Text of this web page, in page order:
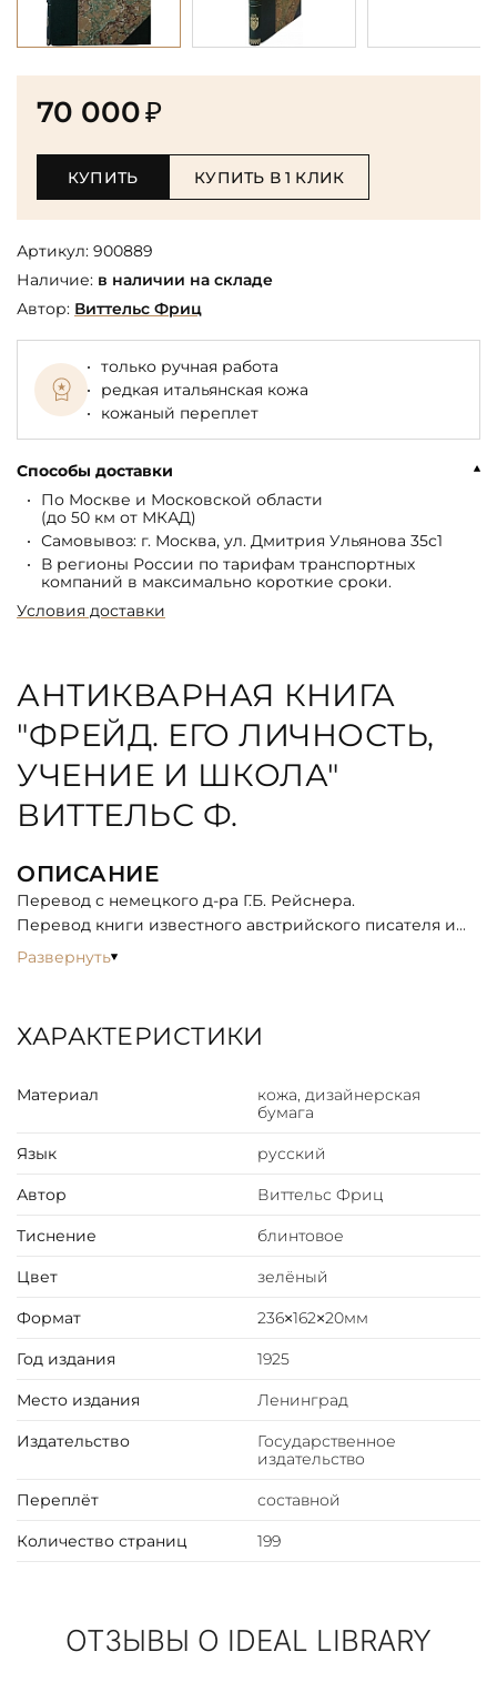
70 000₽
КУПИТЬ КУПИТЬ В 1 КЛИК
Артикул: 900889
Наличие: в наличии на складе
Автор: Виттельс Фриц
только ручная работа
редкая итальянская кожа
кожаный переплет
Способы доставки
По Москве и Московской области
(до 50 км от МКАД)
Самовывоз: г. Москва, ул. Дмитрия Ульянова 35с1
В регионы России по тарифам транспортных
компаний в максимально короткие сроки.
Условия доставки
АНТИКВАРНАЯ КНИГА
"ФРЕЙД. ЕГО ЛИЧНОСТЬ,
УЧЕНИЕ И ШКОЛА"
ВИТТЕЛЬС Ф.
ОПИСАНИЕ
Перевод с немецкого д-ра Г.Б. Рейснера.
Перевод книги известного австрийского писателя и
психоаналитика Ф.Виттельса (1880 - 1950) - первая
В предлагаемой книге Фрица Виттельса основные
пункты этого учения намечены достаточно полно. Но в
Фрейда, сколько социально-идеологическая.
Развернуть
ХАРАКТЕРИСТИКИ
Материал
кожа, дизайнерская
бумага
Язык русский
Автор Виттельс Фриц
Тиснение блинтовое
Цвет зелёный
Формат 236×162×20мм
Год издания 1925
Место издания Ленинград
Издательство
Государственное
издательство
Переплёт составной
Количество страниц 199
ОТЗЫВЫ О IDEAL LIBRARY